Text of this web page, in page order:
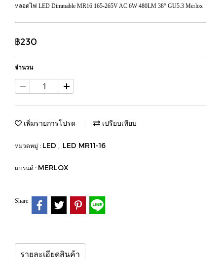
หลอดไฟ LED Dimmable MR16 165-265V AC 6W 480LM 38° GU5.3 Merlox
฿230
จำนวน
เพิ่มรายการโปรด เปรียบเทียบ
หมวดหมู่ : LED , LED MR11-16
แบรนด์ : MERLOX
Share
รายละเอียดสินค้า